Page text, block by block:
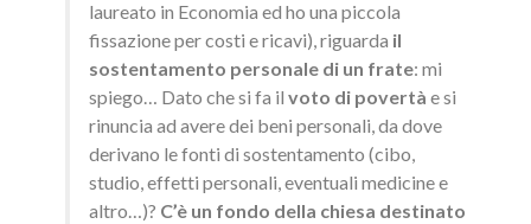
laureato in Economia ed ho una piccola
fissazione per costi e ricavi), riguarda il
sostentamento personale di un frate: mi
spiego… Dato che si fa il voto di povertà e si
rinuncia ad avere dei beni personali, da dove
derivano le fonti di sostentamento (cibo,
studio, effetti personali, eventuali medicine e
altro…)? C’è un fondo della chiesa destinato